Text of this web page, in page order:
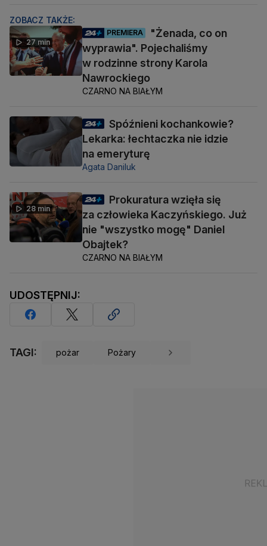
ZOBACZ TAKŻE:
27 min
PREMIERA
"Żenada, co on
wyprawia". Pojechaliśmy
w rodzinne strony Karola
Nawrockiego
CZARNO NA BIAŁYM
Spóźnieni kochankowie?
Lekarka: łechtaczka nie idzie
na emeryturę
Agata Daniluk
28 min
Prokuratura wzięła się
za człowieka Kaczyńskiego. Już
nie "wszystko mogę" Daniel
Obajtek?
CZARNO NA BIAŁYM
UDOSTĘPNIJ:
TAGI: pożar Pożary